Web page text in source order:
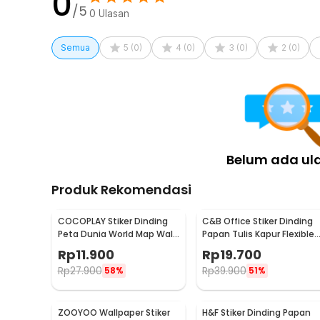
Kelengkapan Produk
Rincian yang Anda dapatkan untuk pembelian produk
82 x AESTHA Stiker Hias Dekorasi Dinding Stars
/5 0 Ulasan
Semua 5 (0) 4 (0) 3 (0) 2 (0)
Belum ada
Produk Rekomendasi
COCOPLAY Stiker Dinding
Peta Dunia World Map Wall
Rp11.900
Rp27.900 58%
C&B Office Stiker Dinding
Papan Tulis Kapur Flexible
Rp19.700
Rp39.900 51%
ZOOYOO Wallpaper Stiker
H&F Stiker Dinding Papan